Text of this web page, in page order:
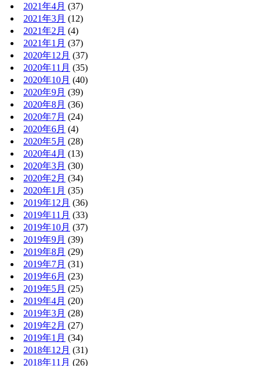
2021年4月 (37)
2021年3月 (12)
2021年2月 (4)
2021年1月 (37)
2020年12月 (37)
2020年11月 (35)
2020年10月 (40)
2020年9月 (39)
2020年8月 (36)
2020年7月 (24)
2020年6月 (4)
2020年5月 (28)
2020年4月 (13)
2020年3月 (30)
2020年2月 (34)
2020年1月 (35)
2019年12月 (36)
2019年11月 (33)
2019年10月 (37)
2019年9月 (39)
2019年8月 (29)
2019年7月 (31)
2019年6月 (23)
2019年5月 (25)
2019年4月 (20)
2019年3月 (28)
2019年2月 (27)
2019年1月 (34)
2018年12月 (31)
2018年11月 (26)